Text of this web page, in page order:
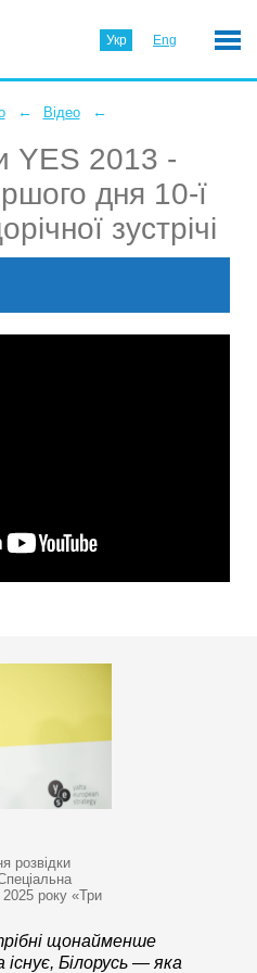
Укр Eng
← Відео ←
YES 2013 -
дня 10-ї
зустрічі
розвідки
року «Три
щонайменше
Білорусь — яка